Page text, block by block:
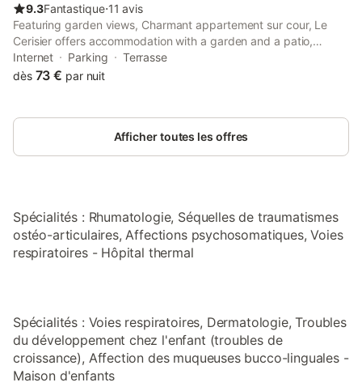
9.3Fantastique⋅11 avis
Featuring garden views, Charmant appartement sur cour, Le
Cerisier offers accommodation with a garden and a patio,
around 22 km from Lourdes Train Station.
Internet Parking
Terrasse
dès 73 € par nuit
Afficher toutes les offres
Spécialités : Rhumatologie, Séquelles de traumatismes
ostéo-articulaires, Affections psychosomatiques, Voies
respiratoires - Hôpital thermal
Spécialités : Voies respiratoires, Dermatologie, Troubles
du développement chez l'enfant (troubles de
croissance), Affection des muqueuses bucco-linguales -
Maison d'enfants